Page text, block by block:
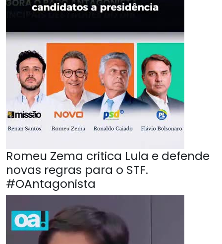
Romeu Zema critica Lula e defende
novas regras para o STF.
#OAntagonista